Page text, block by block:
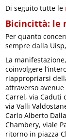
Di seguito tutte le
Bicincittà: le
Per quanto
sempre dalla
La
coinvolgere
riappropriarsi
attraverso
Carrel, via Caduti
via Valli
Carlo Alberto
Chambery, viale
ritorno in piazza